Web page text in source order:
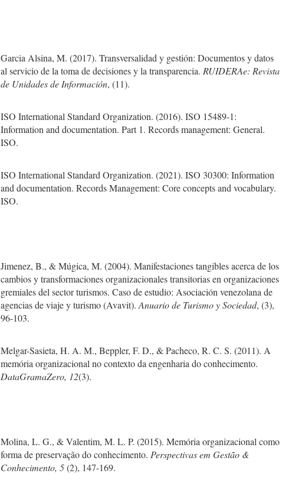
Garcia Alsina, M. (2017). Transversalidad y gestión: Documentos y datos
al servicio de la toma de decisiones y la transparencia.RUIDERAe: Revista
de Unidades de Información, (11).
ISO International Standard Organization. (2016). ISO 15489-1:
Information and documentation. Part 1. Records management: General.
ISO.
ISO International Standard Organization. (2021). ISO 30300: Information
and documentation. Records Management: Core concepts and vocabulary.
ISO.
Jimenez, B., & Múgica, M. (2004). Manifestaciones tangibles acerca de los
cambios y transformaciones organizacionales transitorias en organizaciones
gremiales del sector turismos. Caso de estudio: Asociación venezolana de
agencias de viaje y turismo (Avavit).Anuario de Turismo y Sociedad, (3),
96-103.
Melgar-Sasieta, H. A. M., Beppler, F. D., & Pacheco, R. C. S. (2011). A
memória organizacional no contexto da engenharia do conhecimento.
DataGramaZero, 12(3).
Molina, L. G., & Valentim, M. L. P. (2015). Memória organizacional como
forma de preservação do conhecimento.Perspectivas em Gestão &
Conhecimento, 5(2), 147-169.